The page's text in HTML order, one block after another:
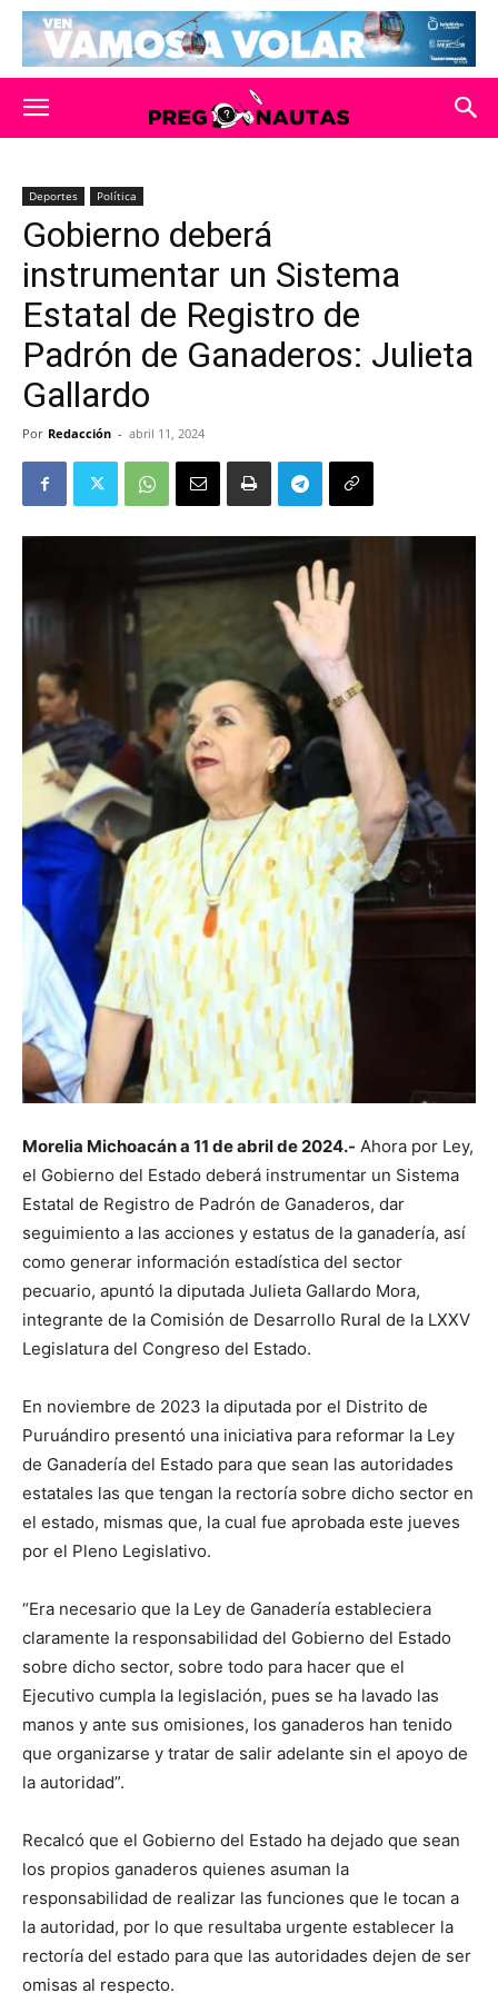
Deportes Política
Gobierno deberá
instrumentar un Sistema
Estatal de Registro de
Padrón de Ganaderos: Julieta
Gallardo
Por Redacción - abril 11, 2024
Morelia Michoacán a 11 de abril de 2024.- Ahora por Ley,
el Gobierno del Estado deberá instrumentar un Sistema
Estatal de Registro de Padrón de Ganaderos, dar
seguimiento a las acciones y estatus de la ganadería, así
como generar información estadística del sector
pecuario, apuntó la diputada Julieta Gallardo Mora,
integrante de la Comisión de Desarrollo Rural de la LXXV
Legislatura del Congreso del Estado.
En noviembre de 2023 la diputada por el Distrito de
Puruándiro presentó una iniciativa para reformar la Ley
de Ganadería del Estado para que sean las autoridades
estatales las que tengan la rectoría sobre dicho sector en
el estado, mismas que, la cual fue aprobada este jueves
por el Pleno Legislativo.
“Era necesario que la Ley de Ganadería estableciera
claramente la responsabilidad del Gobierno del Estado
sobre dicho sector, sobre todo para hacer que el
Ejecutivo cumpla la legislación, pues se ha lavado las
manos y ante sus omisiones, los ganaderos han tenido
que organizarse y tratar de salir adelante sin el apoyo de
la autoridad”.
Recalcó que el Gobierno del Estado ha dejado que sean
los propios ganaderos quienes asuman la
responsabilidad de realizar las funciones que le tocan a
la autoridad, por lo que resultaba urgente establecer la
rectoría del estado para que las autoridades dejen de ser
omisas al respecto.